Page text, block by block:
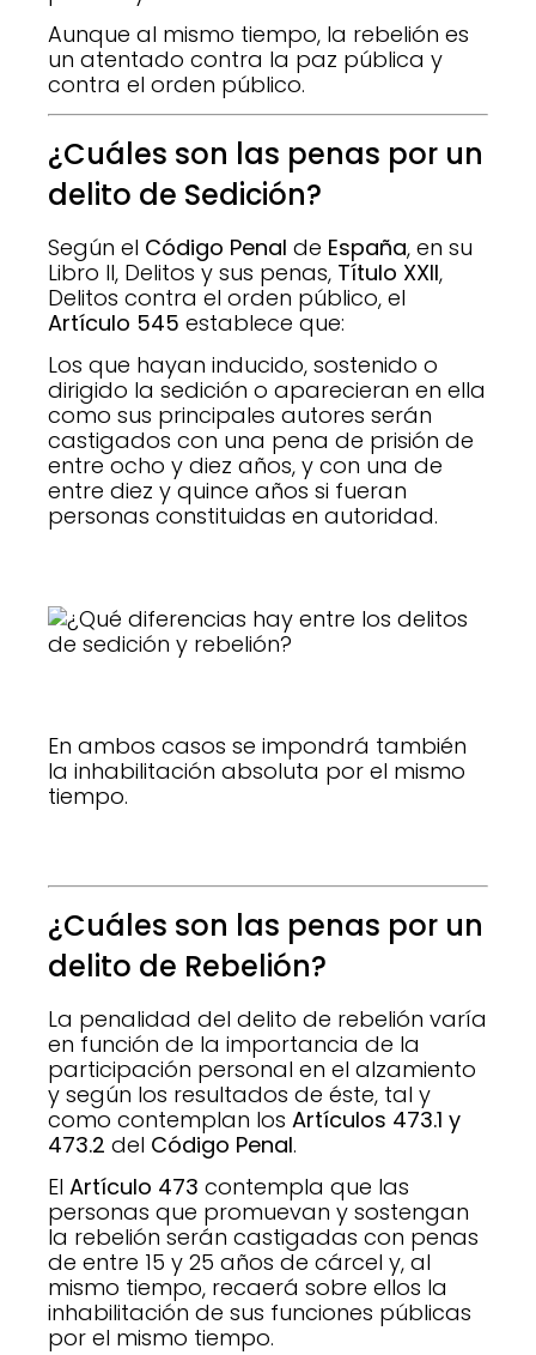
Aunque al mismo tiempo, la rebelión es
un atentado contra la paz pública y
contra el orden público.
¿Cuáles son las penas por un
delito de Sedición?
Según el Código Penal de España, en su
Libro II, Delitos y sus penas, Título XXII,
Delitos contra el orden público, el
Artículo 545 establece que:
Los que hayan inducido, sostenido o
dirigido la sedición o aparecieran en ella
como sus principales autores serán
castigados con una pena de prisión de
entre ocho y diez años, y con una de
entre diez y quince años si fueran
personas constituidas en autoridad.
En ambos casos se impondrá también
la inhabilitación absoluta por el mismo
tiempo.
¿Cuáles son las penas por un
delito de Rebelión?
La penalidad del delito de rebelión varía
en función de la importancia de la
participación personal en el alzamiento
y según los resultados de éste, tal y
como contemplan los Artículos 473.1 y
473.2 del Código Penal.
El Artículo 473 contempla que las
personas que promuevan y sostengan
la rebelión serán castigadas con penas
de entre 15 y 25 años de cárcel y, al
mismo tiempo, recaerá sobre ellos la
inhabilitación de sus funciones públicas
por el mismo tiempo.